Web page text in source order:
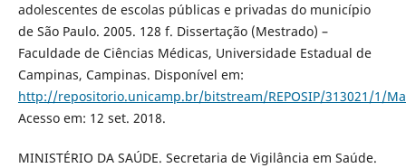
adolescentes de escolas públicas e privadas do município
de São Paulo. 2005. 128 f. Dissertação (Mestrado) –
Faculdade de Ciências Médicas, Universidade Estadual de
Campinas, Campinas. Disponível em:
http://repositorio.unicamp.br/bitstream/REPOSIP/313021/1/
Acesso em: 12 set. 2018.
MINISTÉRIO DA SAÚDE. Secretaria de Vigilância em Saúde.